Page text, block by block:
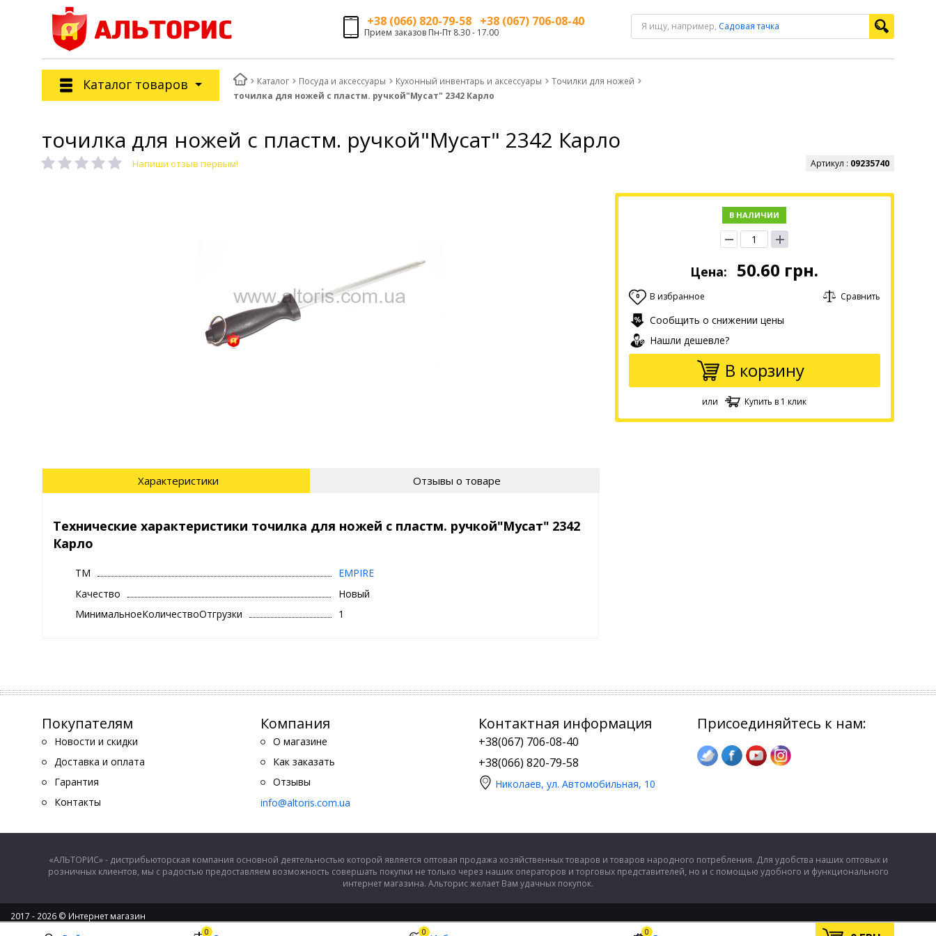
0 0 0
+38 (066) 820-79-58 +38 (067) 706-08-40
Прием заказов Пн-Пт 8.30 - 17.00
Я ищу, например, Садовая тачка
Каталог товаров Каталог Посуда и аксессуары Кухонный инвентарь и аксессуары
Точилки для ножей
точилка для ножей с пластм. ручкой"Мусат" 2342 Карло
точилка для ножей с пластм. ручкой"Мусат" 2342 Карло
Напиши отзыв первым! Артикул : 09235740
В НАЛИЧИИ
Цена: 50.60 грн.
0 В избранное Сравнить
Сообщить о снижении цены
Нашли дешевле?
В корзину
или Купить в 1 клик
Характеристики Отзывы о товаре
Технические характеристики точилка для ножей с пластм. ручкой"Мусат" 2342
Карло
ТМ
EMPIRE
Качество
Новый
МинимальноеКоличествоОтгрузки
1
Покупателям
Новости и скидки
Доставка и оплата
Гарантия
Контакты
Компания
О магазине
Как заказать
Отзывы
info@altoris.com.ua
Контактная информация
+38(067) 706-08-40
+38(066) 820-79-58
Николаев, ул. Автомобильная, 10
Присоединяйтесь к нам:
«АЛЬТОРИС» - дистрибьюторская компания основной деятельностью которой является оптовая продажа хозяйственных товаров и товаров народного потребления. Для удобства наших оптовых и
розничных клиентов, мы с радостью предоставляем возможность совершать покупки не только через наших операторов и торговых представителей, но и с помощью удобного и функционального
интернет магазина. Альторис желает Вам удачных покупок.
2017 - 2026 © Интернет магазин
ООО "Альторис" - хозяйственные товары и бытовая техника